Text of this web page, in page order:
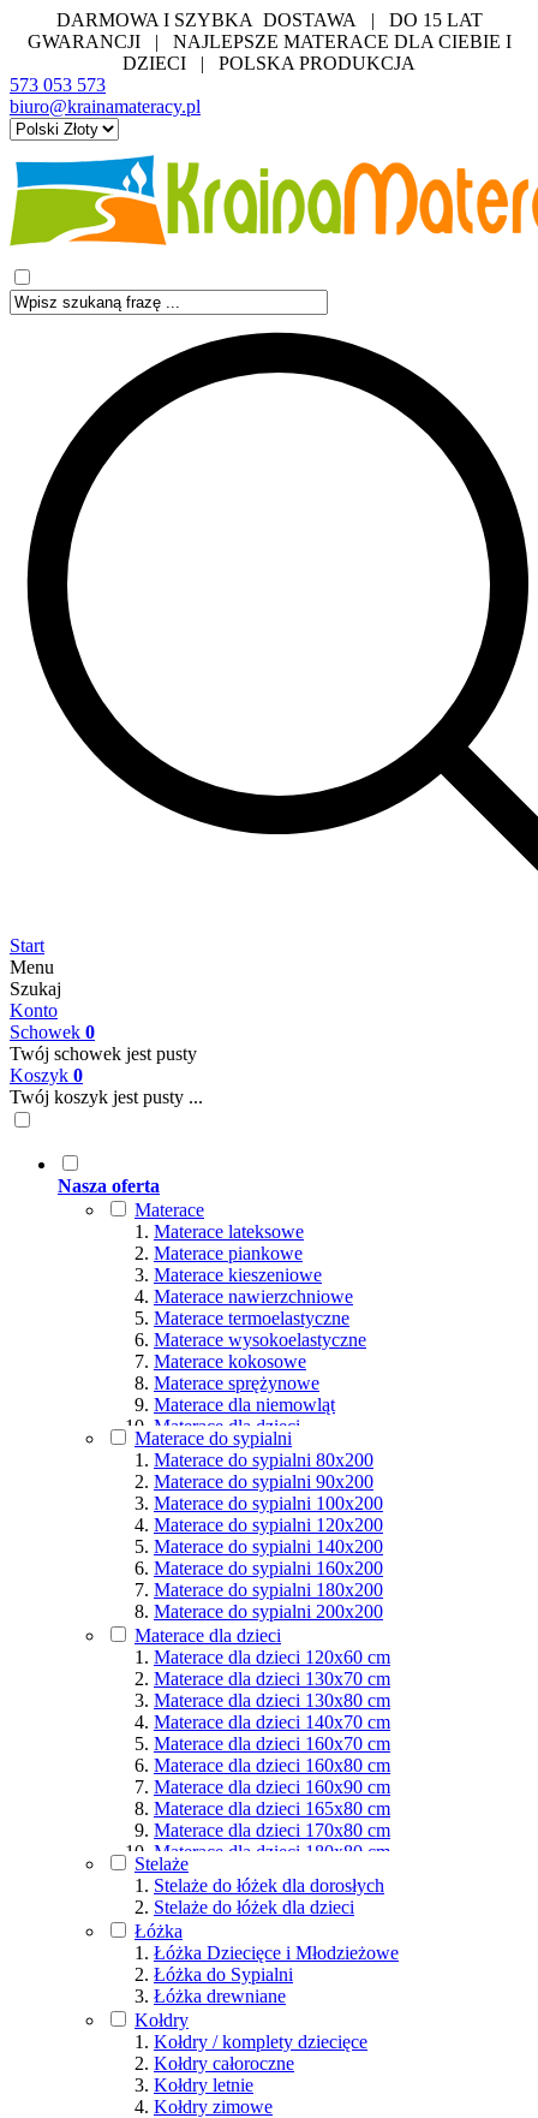
DARMOWA I SZYBKA DOSTAWA | DO 15 LAT
GWARANCJI | NAJLEPSZE MATERACE DLA CIEBIE I
DZIECI | POLSKA PRODUKCJA
573 053 573
biuro@krainamateracy.pl
Start
Menu
Szukaj
Konto
Schowek 0
Twój schowek jest pusty
Koszyk 0
Twój koszyk jest pusty ...
Nasza oferta
Materace
Materace lateksowe
Materace piankowe
Materace kieszeniowe
Materace nawierzchniowe
Materace termoelastyczne
Materace wysokoelastyczne
Materace kokosowe
Materace sprężynowe
Materace dla niemowląt
Materace dla dzieci
Materace hybrydowe
Materace naturalne
Materace ortopedyczne
Materace multipocket
Materace premium
Materace dla seniorów
Materace dla par
Materace dla alergików
Materace dla osób aktywnych
Podział wg rozmiarów
Materace do sypialni
Materace do sypialni 80x200
Materace do sypialni 90x200
Materace do sypialni 100x200
Materace do sypialni 120x200
Materace do sypialni 140x200
Materace do sypialni 160x200
Materace do sypialni 180x200
Materace do sypialni 200x200
Materace dla dzieci
Materace dla dzieci 120x60 cm
Materace dla dzieci 130x70 cm
Materace dla dzieci 130x80 cm
Materace dla dzieci 140x70 cm
Materace dla dzieci 160x70 cm
Materace dla dzieci 160x80 cm
Materace dla dzieci 160x90 cm
Materace dla dzieci 165x80 cm
Materace dla dzieci 170x80 cm
Materace dla dzieci 180x80 cm
Materace dla dzieci 180x90 cm
Materace dla dzieci 190x80 cm
Materace dla dzieci 190x90 cm
Materace dla dzieci 200x80 cm
Materace dla dzieci 200x90 cm
Materace dla dzieci 200x100 cm
Materace dla dzieci 200x120 cm
Materace dla dzieci 200x140 cm
Materace dla dzieci 200x160 cm
Materace dla dzieci 200x180 cm
Materace dla dzieci 200x200 cm
Stelaże
Stelaże do łóżek dla dorosłych
Stelaże do łóżek dla dzieci
Łóżka
Łóżka Dziecięce i Młodzieżowe
Łóżka do Sypialni
Łóżka drewniane
Kołdry
Kołdry / komplety dziecięce
Kołdry całoroczne
Kołdry letnie
Kołdry zimowe